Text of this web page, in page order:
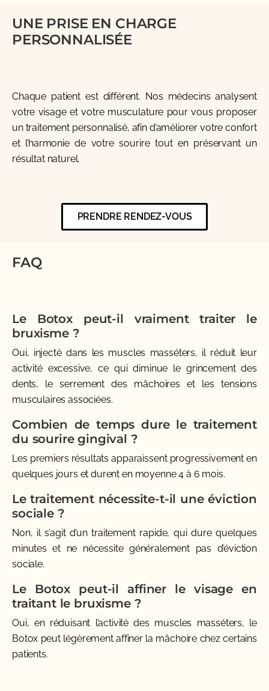
UNE PRISE EN CHARGE
PERSONNALISÉE
Chaque patient est différent. Nos médecins analysent
votre visage et votre musculature pour vous proposer
un traitement personnalisé, afin d’améliorer votre confort
et l’harmonie de votre sourire tout en préservant un
résultat naturel.
PRENDRE RENDEZ-VOUS
FAQ
Le Botox peut-il vraiment traiter le
bruxisme ?
Oui, injecté dans les muscles masséters, il réduit leur
activité excessive, ce qui diminue le grincement des
dents, le serrement des mâchoires et les tensions
musculaires associées.
Combien de temps dure le traitement
du sourire gingival ?
Les premiers résultats apparaissent progressivement en
quelques jours et durent en moyenne 4 à 6 mois.
Le traitement nécessite-t-il une éviction
sociale ?
Non, il s’agit d’un traitement rapide, qui dure quelques
minutes et ne nécessite généralement pas d’éviction
sociale.
Le Botox peut-il affiner le visage en
traitant le bruxisme ?
Oui, en réduisant l’activité des muscles masséters, le
Botox peut légèrement affiner la mâchoire chez certains
patients.